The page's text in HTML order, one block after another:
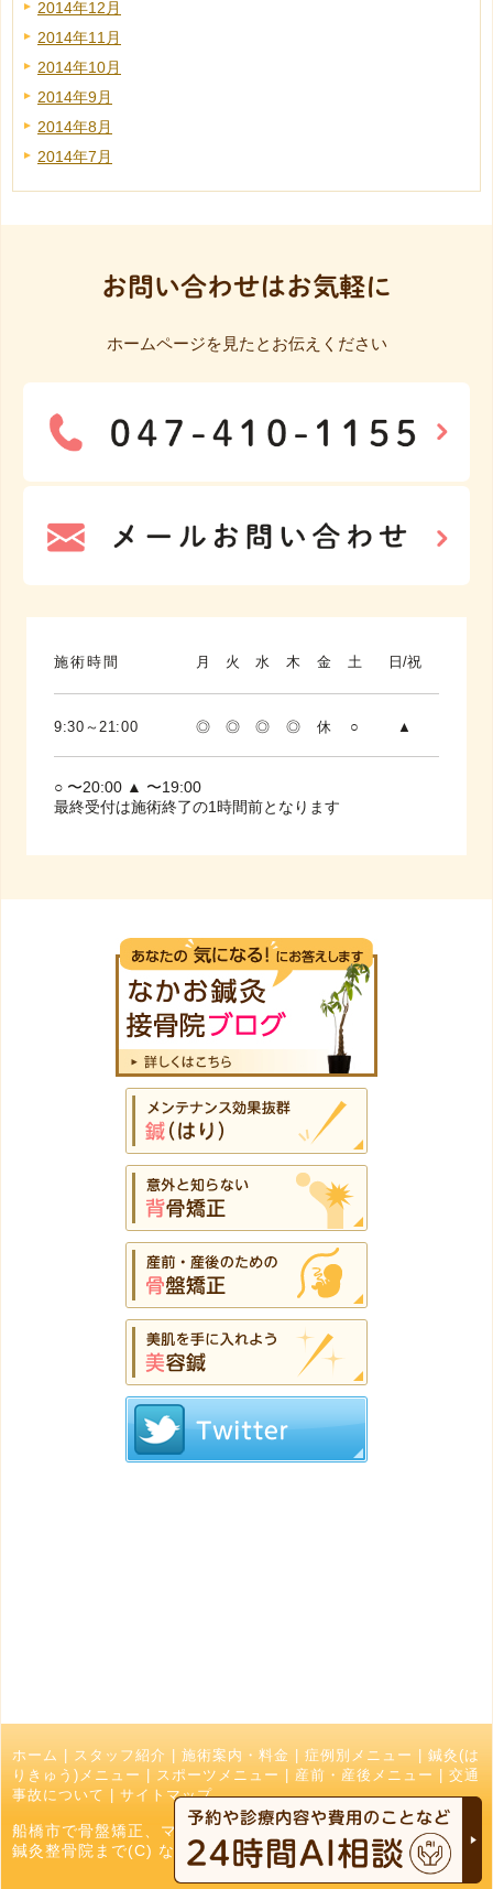
2014年12月
2014年11月
2014年10月
2014年9月
2014年8月
2014年7月
お問い合わせはお気軽に
ホームページを見たとお伝えください
施術時間 月 火 水 木 金 土 日/祝
9:30～21:00 ◎ ◎ ◎ ◎ 休 ○ ▲
○ 〜20:00 ▲ 〜19:00
最終受付は施術終了の1時間前となります
ホーム スタッフ紹介 施術案内・料金 症例別メニュー
鍼灸(は
りきゅう)メニュー
スポーツメニュー 産前・産後メニュー
交通
事故について
サイトマップ
船橋市で骨盤矯正、マッサージ、接骨院でお探しの方はなかお
鍼灸整骨院まで(C) なかお鍼灸接骨院 All Right Reserved.